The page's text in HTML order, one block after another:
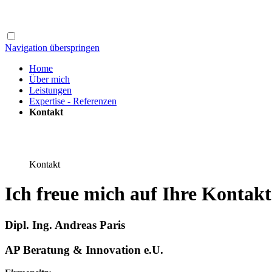
Navigation überspringen
Home
Über mich
Leistungen
Expertise - Referenzen
Kontakt
Kontakt
Ich freue mich auf Ihre
Dipl. Ing. Andreas Paris
AP Beratung & Innovation e.U.